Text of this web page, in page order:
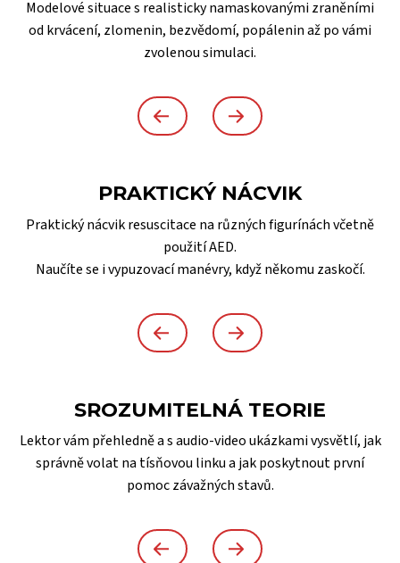
Modelové situace s realisticky namaskovanými zraněními
od krvácení, zlomenin, bezvědomí, popálenin až po vámi
zvolenou simulaci.
PRAKTICKÝ NÁCVIK
Praktický nácvik resuscitace na různých figurínách včetně
použití AED.
Naučíte se i vypuzovací manévry, když někomu zaskočí.
SROZUMITELNÁ TEORIE
Lektor vám přehledně a s audio-video ukázkami vysvětlí, jak
správně volat na tísňovou linku a jak poskytnout první
pomoc závažných stavů.